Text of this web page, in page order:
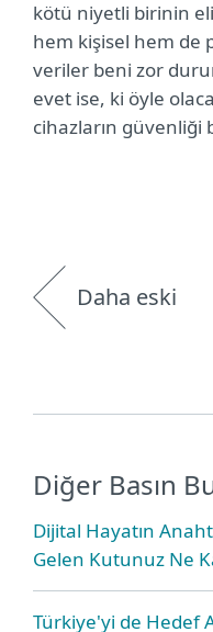
kötü niyetli birinin
hem kişisel hem de
veriler beni zor
evet ise, ki öyle
cihazların güvenliği
Daha eski
Diğer Basın
Dijital Hayatın
Gelen Kutunuz Ne
Türkiye'yi de Hedef